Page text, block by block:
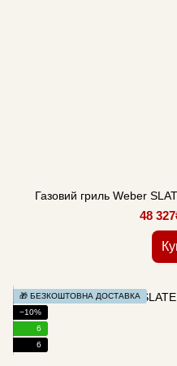
Газовий гриль Weber
48
🎁 БЕЗКОШТОВНА ДОСТАВКА
−10%
6
6